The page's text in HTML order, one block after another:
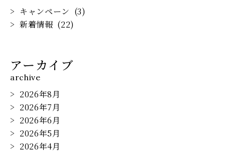
キャンペーン (3)
新着情報 (22)
アーカイブ
archive
2026年8月
2026年7月
2026年6月
2026年5月
2026年4月